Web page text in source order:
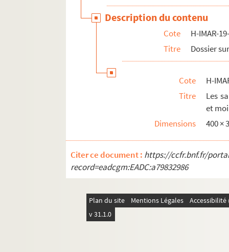
H-IMAR-22-57-151. Saint Pierre, saint
H-IMAR-22-58-152. Saint Norbarthus-
H-IMAR-22-59-153. Sainte Dominique
H-IMAR-22-60-154. La fête de tous les
H-IMAR-22-60-155. La fête de tous les
H-IMAR-22-60-156. Les bienheureuses
H-IMAR-22-60-157. Les bienheureux
H-IMAR-22-61-158. Les Saints et Jésus ?
H-IMAR-22-63-164. Saint Barthelemy,
H-IMAR-22-64-165. Saint Pather
H-IMAR-22-64-166. Saint Pather
H-IMAR-22-65-167. Les moines de la
H-IMAR-22-65-168. Les moines de la
Description du contenu
Cote
H-IMAR-
Titre
Dossier
Cote
H-
Titre
Les
et
Dimensions
400 ×
Citer ce document : https://ccfr.bnf.fr/
record=eadcgm:EADC:a79832986
Plan du site Mentions Légales
v 31.1.0